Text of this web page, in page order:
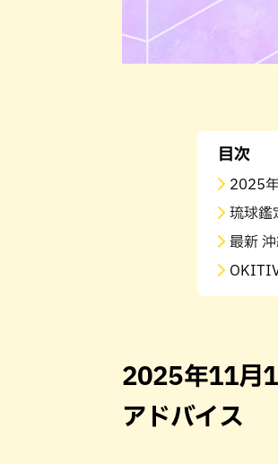
目次
2025
琉球鑑
最新
2025年11月
アドバイス